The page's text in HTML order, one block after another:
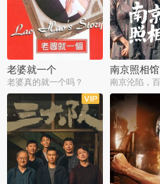
老婆就一个
老婆真的就一个吗？
南京照相馆